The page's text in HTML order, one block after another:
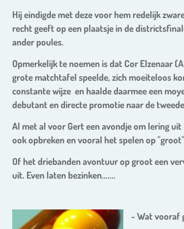
Hij eindigde met deze voor hem redelijk
recht geeft op een plaatsje in de
ander poules.
Opmerkelijk te noemen is dat Cor Elzenaar
grote matchtafel speelde, zich moeiteloos
constante wijze en haalde daarmee een
debutant en directe promotie naar de
Al met al voor Gert een avondje om lering
ook opbreken en vooral het spelen op
Of het driebanden avontuur op groot een
uit. Even laten bezinken.......
- Wat vooraf